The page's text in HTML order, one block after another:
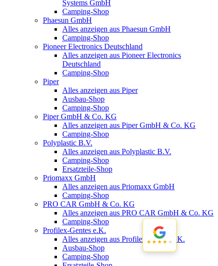
Systems GmbH
Camping-Shop
Phaesun GmbH
Alles anzeigen aus Phaesun GmbH
Camping-Shop
Pioneer Electronics Deutschland
Alles anzeigen aus Pioneer Electronics
Deutschland
Camping-Shop
Piper
Alles anzeigen aus Piper
Ausbau-Shop
Camping-Shop
Piper GmbH & Co. KG
Alles anzeigen aus Piper GmbH & Co. KG
Camping-Shop
Polyplastic B.V.
Alles anzeigen aus Polyplastic B.V.
Camping-Shop
Ersatzteile-Shop
Priomaxx GmbH
Alles anzeigen aus Priomaxx GmbH
Camping-Shop
PRO CAR GmbH & Co. KG
Alles anzeigen aus PRO CAR GmbH & Co. KG
Camping-Shop
Profilex-Gentes e.K.
Alles anzeigen aus Profilex-Gentes e.K.
Ausbau-Shop
Camping-Shop
★★★★★
★★★★★